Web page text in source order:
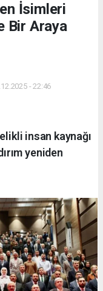
İsimleri
Bir Araya
- 22:46
insan kaynağı
yeniden